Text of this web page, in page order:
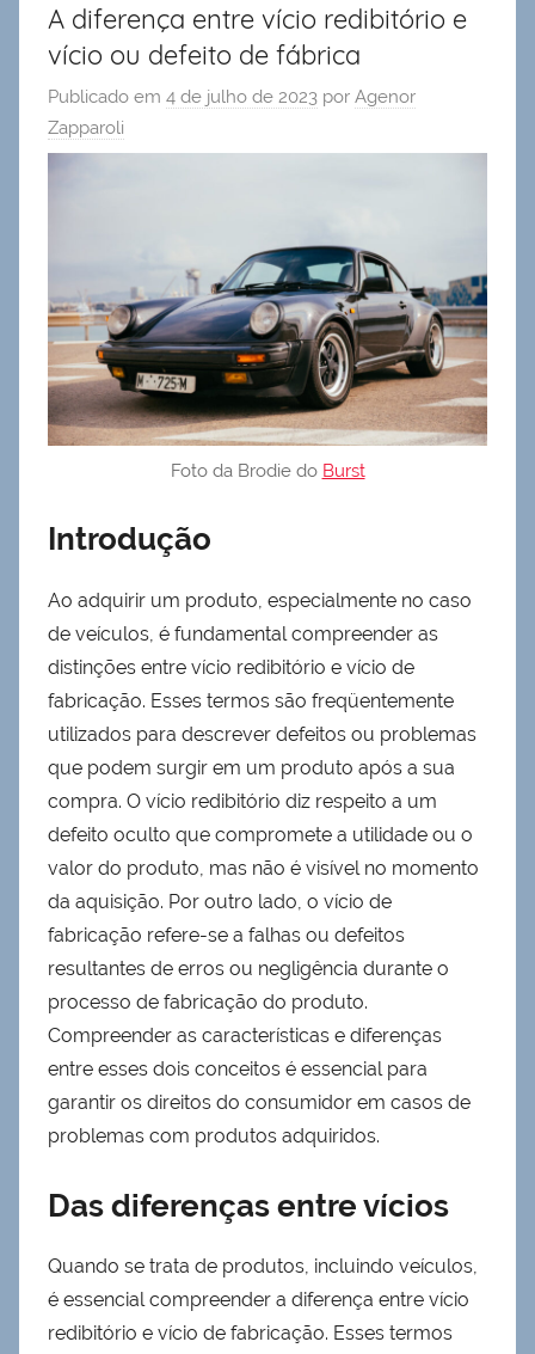
A diferença entre vício redibitório e
vício ou defeito de fábrica
Publicado em 4 de julho de 2023 por Agenor
Zapparoli
Foto da Brodie do Burst
Introdução
Ao adquirir um produto, especialmente no caso
de veículos, é fundamental compreender as
distinções entre vício redibitório e vício de
fabricação. Esses termos são freqüentemente
utilizados para descrever defeitos ou problemas
que podem surgir em um produto após a sua
compra. O vício redibitório diz respeito a um
defeito oculto que compromete a utilidade ou o
valor do produto, mas não é visível no momento
da aquisição. Por outro lado, o vício de
fabricação refere-se a falhas ou defeitos
resultantes de erros ou negligência durante o
processo de fabricação do produto.
Compreender as características e diferenças
entre esses dois conceitos é essencial para
garantir os direitos do consumidor em casos de
problemas com produtos adquiridos.
Das diferenças entre vícios
Quando se trata de produtos, incluindo veículos,
é essencial compreender a diferença entre vício
redibitório e vício de fabricação. Esses termos